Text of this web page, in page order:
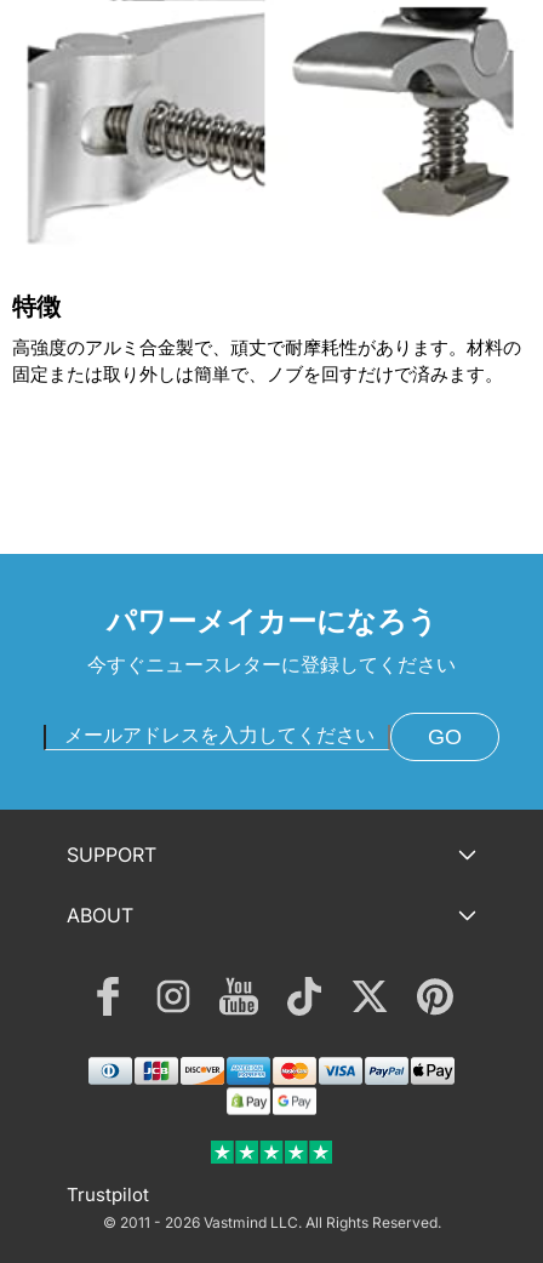
特徴
高強度のアルミ合金製で、頑丈で耐摩耗性があります。材料の
固定または取り外しは簡単で、ノブを回すだけで済みます。
パワーメイカーになろう
今すぐニュースレターに登録してください
GO
SUPPORT
ABOUT
FacebookInstagramYouTube TikTok Twitter Pinterest
Trustpilot
© 2011 - 2026 Vastmind LLC.All Rights Reserved.